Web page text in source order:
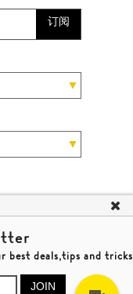
订阅
best deals,tips and tricks
JOIN